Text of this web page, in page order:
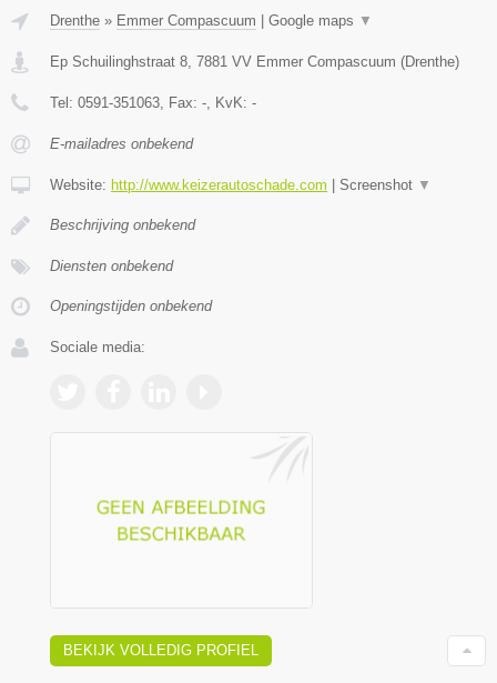
Drenthe » Emmer Compascuum Google maps ▼
Ep Schuilinghstraat 8 7881 VV Emmer Compascuum (Drenthe)
Tel: 0591-351063 , Fax: - , KvK: -
E-mailadres onbekend
Website: http://www.keizerautoschade.com Screenshot ▼
Beschrijving onbekend
Diensten onbekend
Openingstijden onbekend
Sociale media:
BEKIJK VOLLEDIG PROFIEL